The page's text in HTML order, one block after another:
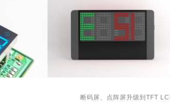
断码屏、点阵屏升级到TFT